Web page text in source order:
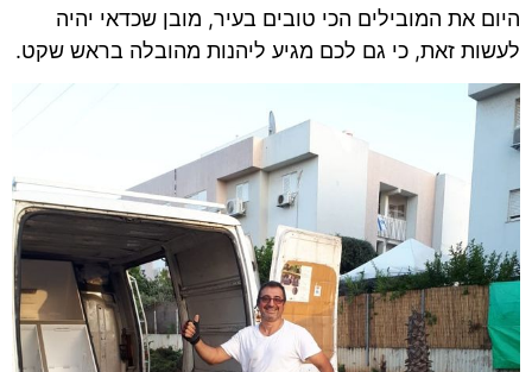
היום את המובילים הכי טובים בעיר, מובן שכדאי יהיה
לעשות זאת, כי גם לכם מגיע ליהנות מהובלה בראש שקט.